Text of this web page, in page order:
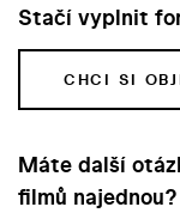
Stačí vyplnit
CHCI SI
Máte další
filmů